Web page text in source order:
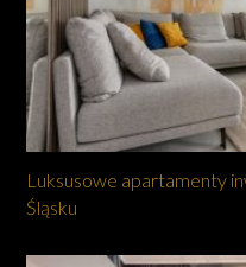
Luksusowe apartamenty
Śląsku